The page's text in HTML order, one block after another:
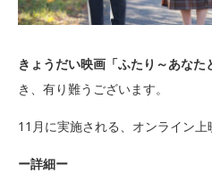
きょうだい映画「ふたり～あなた
き、有り難うございます。
11月に実施される、オンライン上
ー詳細ー